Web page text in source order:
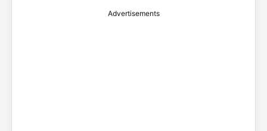
Advertisements